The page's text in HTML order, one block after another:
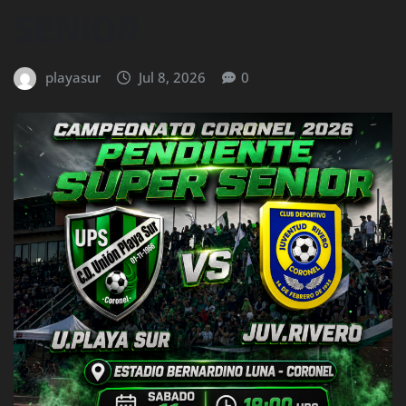
playasur Jul 8, 2026 0